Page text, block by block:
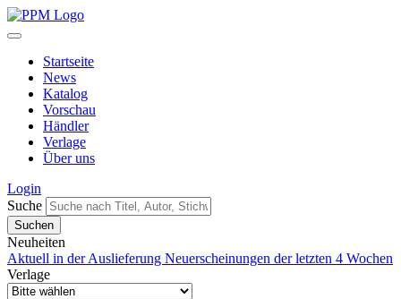
Startseite
News
Katalog
Vorschau
Händler
Verlage
Über uns
Login
Suche
Neuheiten
Aktuell in der Auslieferung Neuerscheinungen der letzten 4 Wochen
Verlage